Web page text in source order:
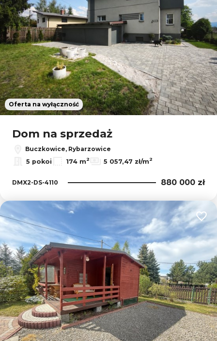
Oferta na wyłączność
Dom na sprzedaż
Buczkowice, Rybarzowice
5 pokoi
174 m2 5 057,47 zł/m2
DMX2-DS-4110 880 000 zł